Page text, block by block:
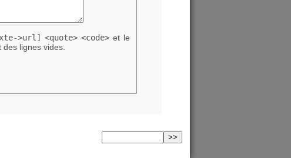
>url] <quote> <code>et le
lignes vides.